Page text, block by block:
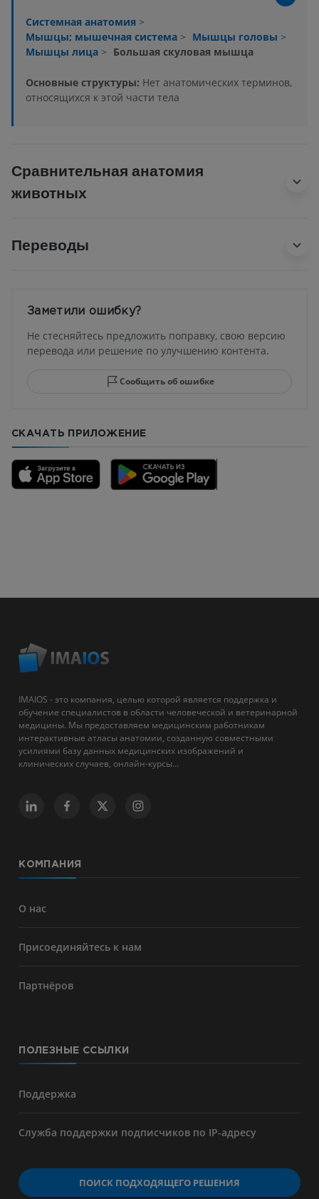
Системная анатомия >
Мышцы; мышечная система > Мышцы головы >
Мышцы лица > Большая скуловая мышца
Основные структуры: Нет анатомических терминов,
относящихся к этой части тела
Сравнительная анатомия
животных
Переводы
Заметили ошибку?
Не стесняйтесь предложить поправку, свою версию
перевода или решение по улучшению контента.
Сообщить об ошибке
СКАЧАТЬ ПРИЛОЖЕНИЕ
IMAIOS - это компания, целью которой является поддержка и
обучение специалистов в области человеческой и ветеринарной
медицины. Мы предоставляем медицинским работникам
интерактивные атласы анатомии, созданную совместными
усилиями базу данных медицинских изображений и
клинических случаев, онлайн-курсы...
КОМПАНИЯ
О нас
Присоединяйтесь к нам
Партнёров
ПОЛЕЗНЫЕ ССЫЛКИ
Поддержка
Служба поддержки подписчиков по IP-адресу
ПОИСК ПОДХОДЯЩЕГО РЕШЕНИЯ